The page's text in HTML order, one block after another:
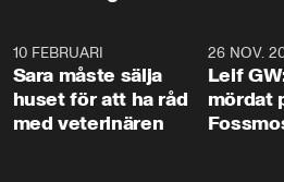
10 FEBRUARI
Sara måste sälja
huset för att ha råd
med veterinären
26 NOV.
Leif
mördat